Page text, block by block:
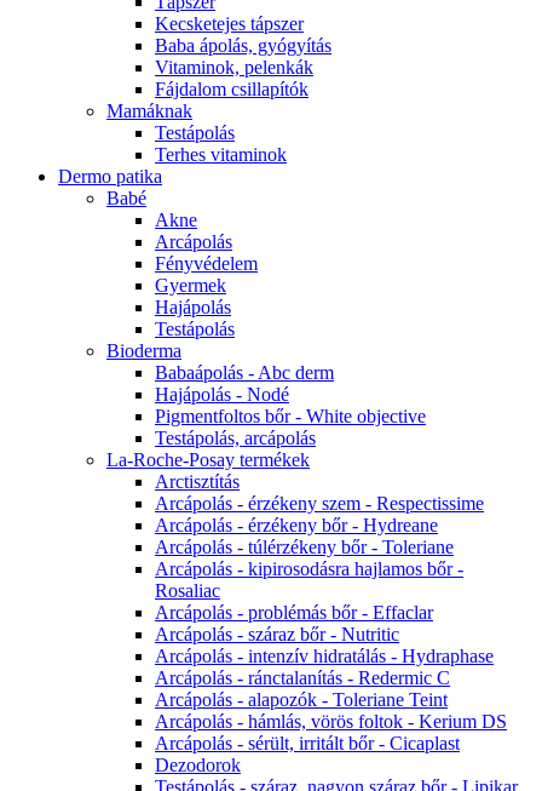
Kecsketejes tápszer
Baba ápolás, gyógyítás
Vitaminok, pelenkák
Fájdalom csillapítók
Mamáknak
Testápolás
Terhes vitaminok
Dermo patika
Babé
Akne
Arcápolás
Fényvédelem
Gyermek
Hajápolás
Testápolás
Bioderma
Babaápolás - Abc derm
Hajápolás - Nodé
Pigmentfoltos bőr - White objective
Testápolás, arcápolás
La-Roche-Posay termékek
Arctisztítás
Arcápolás - érzékeny szem - Respectissime
Arcápolás - érzékeny bőr - Hydreane
Arcápolás - túlérzékeny bőr - Toleriane
Arcápolás - kipirosodásra hajlamos bőr -
Rosaliac
Arcápolás - problémás bőr - Effaclar
Arcápolás - száraz bőr - Nutritic
Arcápolás - intenzív hidratálás - Hydraphase
Arcápolás - ránctalanítás - Redermic C
Arcápolás - alapozók - Toleriane Teint
Arcápolás - hámlás, vörös foltok - Kerium DS
Arcápolás - sérült, irritált bőr - Cicaplast
Dezodorok
Testápolás - száraz, nagyon száraz bőr - Lipikar